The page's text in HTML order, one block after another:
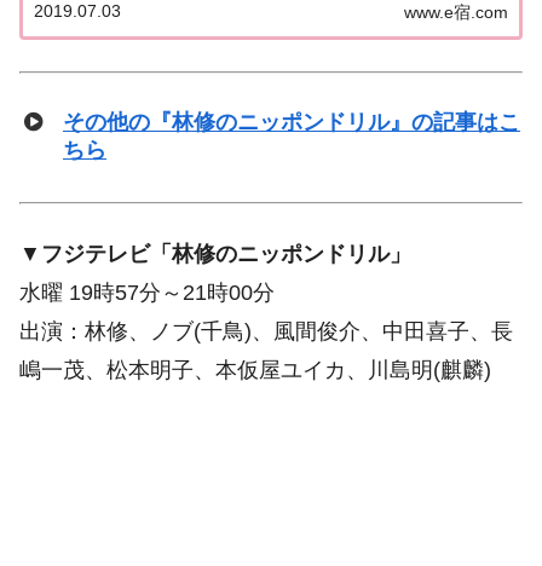
リン「風鈴（ぷりん）」など、紹介されたお店をま
とめました！行列ができる絶品和菓子大人気企画
www.e宿.com
2019.07.03
その他の『林修のニッポンドリル』の記事はこ
ちら
▼ フジテレビ「林修のニッポンドリル」
水曜 19時57分～21時00分
出演：林修、ノブ(千鳥)、風間俊介、中田喜子、長
嶋一茂、松本明子、本仮屋ユイカ、川島明(麒麟)